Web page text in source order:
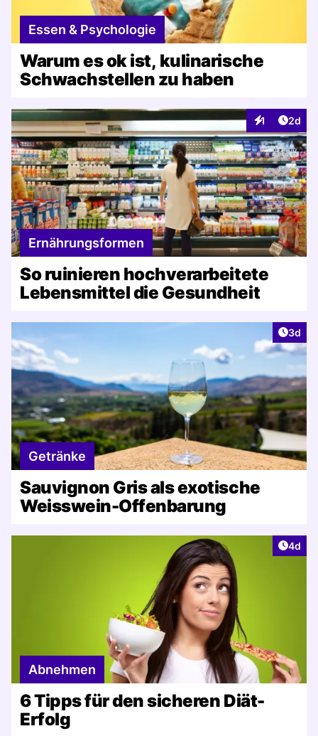
Essen & Psychologie
Warum es ok ist, kulinarische
Schwachstellen zu haben
1
Interaktionen
2d
Ernährungsformen
So ruinieren hochverarbeitete
Lebensmittel die Gesundheit
3d
Getränke
Sauvignon Gris als exotische
Weisswein-Offenbarung
4d
Abnehmen
6 Tipps für den sicheren Diät-
Erfolg